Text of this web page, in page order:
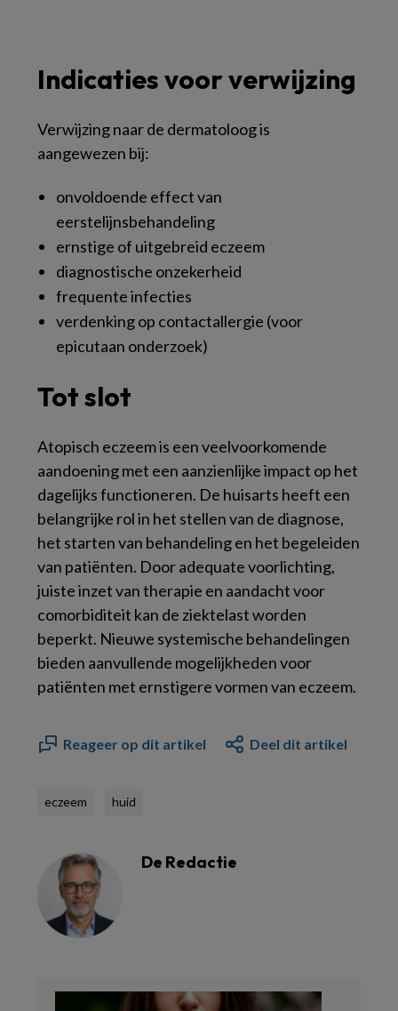
Indicaties voor verwijzing
Verwijzing naar de dermatoloog is
aangewezen bij:
onvoldoende effect van
eerstelijnsbehandeling
ernstige of uitgebreid eczeem
diagnostische onzekerheid
frequente infecties
verdenking op contactallergie (voor
epicutaan onderzoek)
Tot slot
Atopisch eczeem is een veelvoorkomende
aandoening met een aanzienlijke impact op het
dagelijks functioneren. De huisarts heeft een
belangrijke rol in het stellen van de diagnose,
het starten van behandeling en het begeleiden
van patiënten. Door adequate voorlichting,
juiste inzet van therapie en aandacht voor
comorbiditeit kan de ziektelast worden
beperkt. Nieuwe systemische behandelingen
bieden aanvullende mogelijkheden voor
patiënten met ernstigere vormen van eczeem.
Reageer op dit artikel Deel dit artikel
eczeem huid
De Redactie